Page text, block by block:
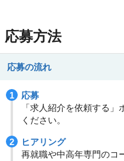
応募方法
応募の流れ
応募
「求人紹介を依頼する
ください。
ヒアリング
再就職や中高年専門のコ